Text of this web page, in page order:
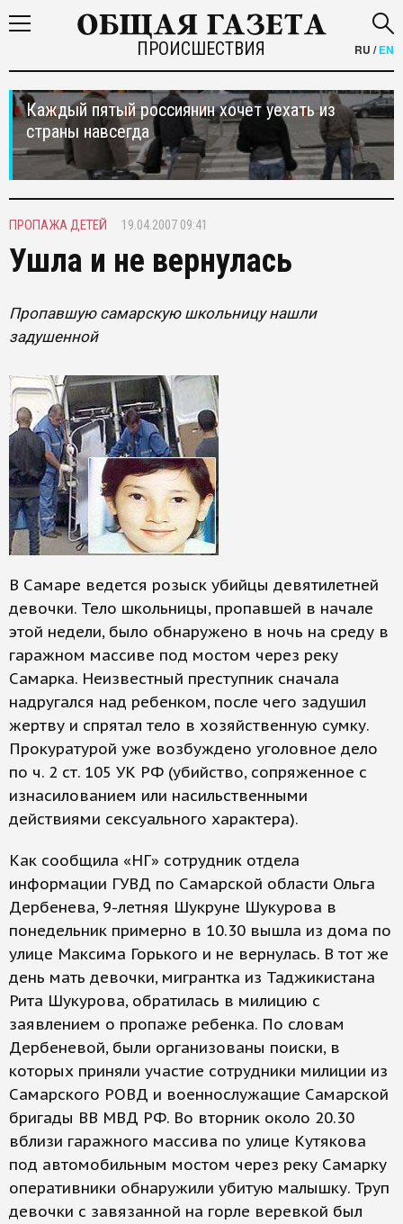
ПРОИСШЕСТВИЯ RU /EN
Каждый пятый россиянин хочет уехать из
страны навсегда
ПРОПАЖА ДЕТЕЙ 19.04.2007 09:41
Ушла и не вернулась
Пропавшую самарскую школьницу нашли
задушенной
В Самаре ведется розыск убийцы девятилетней
девочки. Тело школьницы, пропавшей в начале
этой недели, было обнаружено в ночь на среду в
гаражном массиве под мостом через реку
Самарка. Неизвестный преступник сначала
надругался над ребенком, после чего задушил
жертву и спрятал тело в хозяйственную сумку.
Прокуратурой уже возбуждено уголовное дело
по ч. 2 ст. 105 УК РФ (убийство, сопряженное с
изнасилованием или насильственными
действиями сексуального характера).
Как сообщила «НГ» сотрудник отдела
информации ГУВД по Самарской области Ольга
Дербенева, 9-летняя Шукруне Шукурова в
понедельник примерно в 10.30 вышла из дома по
улице Максима Горького и не вернулась. В тот же
день мать девочки, мигрантка из Таджикистана
Рита Шукурова, обратилась в милицию с
заявлением о пропаже ребенка. По словам
Дербеневой, были организованы поиски, в
которых приняли участие сотрудники милиции из
Самарского РОВД и военнослужащие Самарской
бригады ВВ МВД РФ. Во вторник около 20.30
вблизи гаражного массива по улице Кутякова
под автомобильным мостом через реку Самарку
оперативники обнаружили убитую малышку. Труп
девочки с завязанной на горле веревкой был